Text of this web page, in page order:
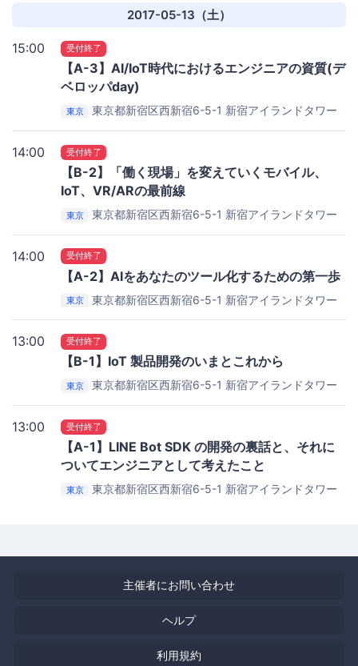
2017-05-13（土）
15:00 受付終了
【A-3】AI/IoT時代におけるエンジニアの資質(デ
ベロッパday)
東京
東京都新宿区西新宿6-5-1 新宿アイランドタワー
14:00 受付終了
【B-2】「働く現場」を変えていくモバイル、
IoT、VR/ARの最前線
東京
東京都新宿区西新宿6-5-1 新宿アイランドタワー
14:00 受付終了
【A-2】AIをあなたのツール化するための第一歩
東京
東京都新宿区西新宿6-5-1 新宿アイランドタワー
13:00 受付終了
【B-1】IoT 製品開発のいまとこれから
東京
東京都新宿区西新宿6-5-1 新宿アイランドタワー
13:00 受付終了
【A-1】LINE Bot SDK の開発の裏話と、それに
ついてエンジニアとして考えたこと
東京
東京都新宿区西新宿6-5-1 新宿アイランドタワー
主催者にお問い合わせ
ヘルプ
利用規約